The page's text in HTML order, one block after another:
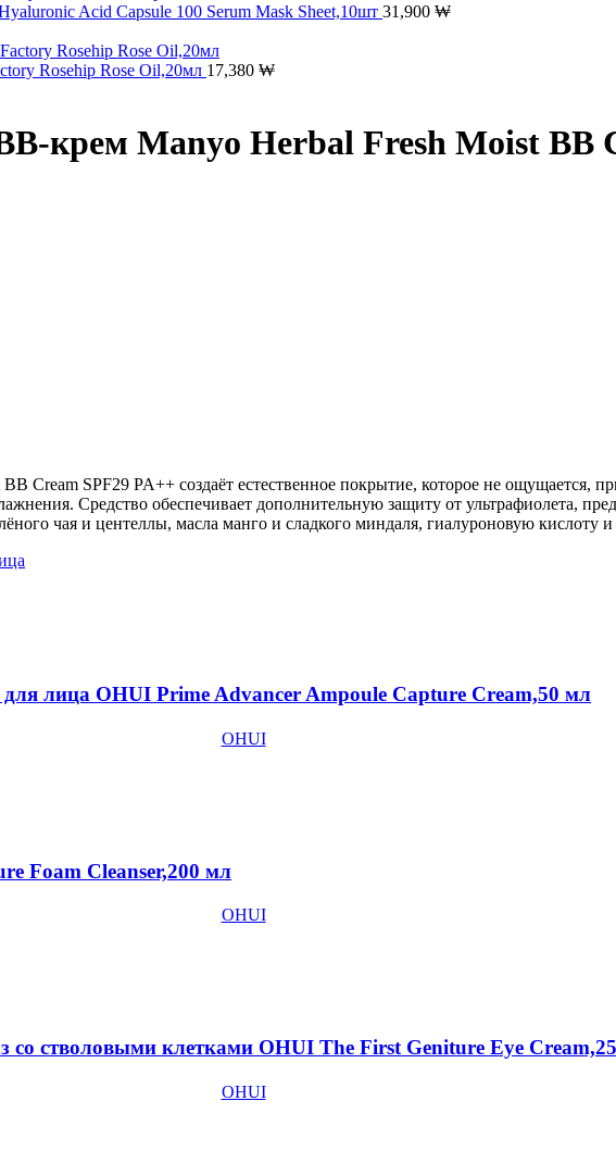
Acid Capsule 100 Serum Mask Sheet,10шт 31,900 ₩
Rosehip Rose Oil,20мл 17,380 ₩
крем Manyo Herbal Fresh Moist BB
Cream SPF29 PA++ создаёт естественное покрытие, которое не ощущается,
Средство обеспечивает дополнительную защиту от ультрафиолета,
чая и центеллы, масла манго и сладкого миндаля, гиалуроновую кислоту
лица OHUI Prime Advancer Ampoule Capture Cream,50 мл
OHUI
Foam Cleanser,200 мл
OHUI
со стволовыми клетками OHUI The First Geniture Eye
OHUI